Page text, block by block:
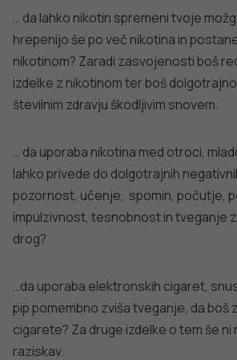
DODATNO BRANJE
Sorodni članki
TOBAČNI IN POVEZANI IZDELKI
mlade odrasle pred zasvojenostjo z
nikotinom zaradi uporabe
elektronskih cigaret, ogrevanih
tobačnih izdelkov in nikotinskih vrečk